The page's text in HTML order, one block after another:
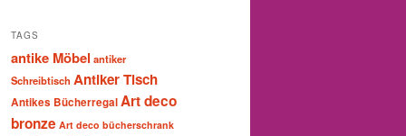
TAGS
antike Möbel antiker
Schreibtisch Antiker Tisch
Antikes BücherregalArt deco
bronze Art deco bücherschrank